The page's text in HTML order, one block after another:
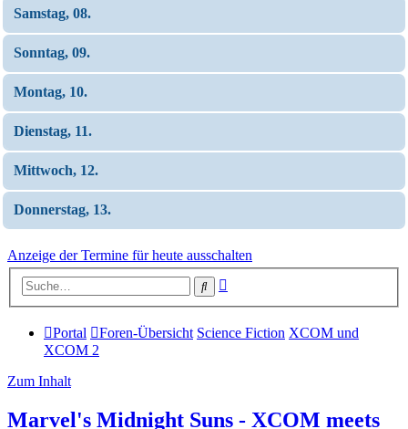
Samstag, 08.
Sonntag, 09.
Montag, 10.
Dienstag, 11.
Mittwoch, 12.
Donnerstag, 13.
Anzeige der Termine für heute ausschalten
Suche
Portal Foren-Übersicht Science Fiction XCOM und
XCOM 2
Zum Inhalt
Marvel's Midnight Suns - XCOM meets